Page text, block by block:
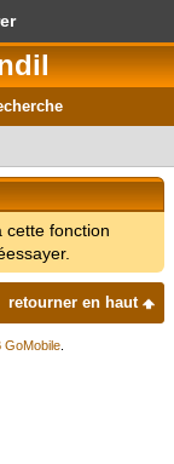
cette fonction
retourner en haut
GoMobile.